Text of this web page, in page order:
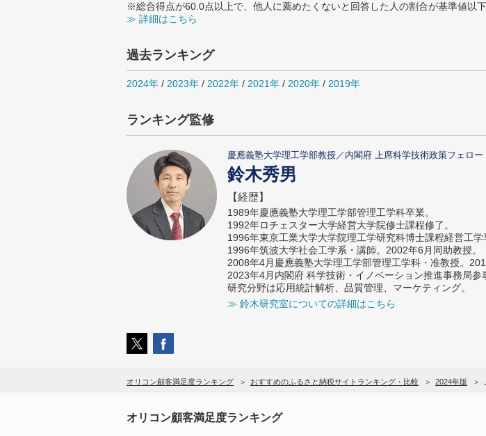
※総合得点が60.0点以上で、他人に薦めたくないと回答した人の割合が基準値以
≫ 詳細はこちら
過去ランキング
2024年 / 2023年 / 2022年 / 2021年 / 2020年 / 2019年
ランキング監修
慶應義塾大学理工学部教授／内閣府 上席科学技術政策フェロー
鈴木秀男
【経歴】
1989年慶應義塾大学理工学部管理工学科卒業。
1992年ロチェスター大学経営大学院修士課程修了。
1996年東京工業大学大学院理工学研究科博士課程経営工学
1996年筑波大学社会工学系・講師。2002年6月同助教授。
2008年4月慶應義塾大学理工学部管理工学科・准教授。
2023年4月内閣府 科学技術・イノベーション推進事務局
研究分野は応用統計解析、品質管理、マーケティング。
≫ 鈴木研究室についての詳細はこちら
オリコン顧客満足度ランキング おすすめのふるさと納税サイトランキング・比較 2024年版
オリコン顧客満足度ランキング